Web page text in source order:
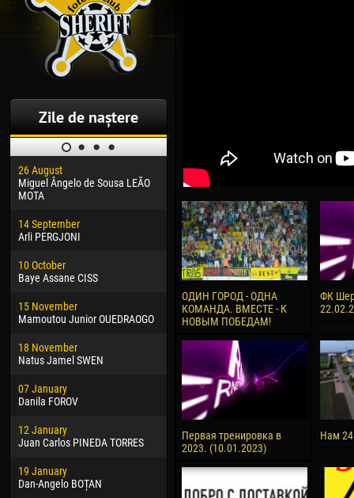
Zile de naștere
26 August
Miguel Ângelo de Sousa LEÃO
MOTA
14 September
Arli PERGJONI
10 October
Baye Assane CISS
15 November
Mamoutou Junior OUEDRAOGO
18 November
Natus Jamel SWEN
07 January
Danila FOROV
12 January
Juan Carlos PINEDA TORRES
19 January
Dan-Angelo BOȚAN
30 January
Dhoraso Moreo KLAS
24 February
Vladislav COSTIN
02 March
Veaceslav COZMA
09 March
Emmanuel AFETSE
Jayder Moreno ASPRILLA
22 March
Samba KONÉ
26 March
Vitor Hugo Morais de OLIVEIRA
28 March
Raí LOPES DE OLIVEIRA
04
13
24
15
28
10
Ivan
ОДИН ГОРОД - ОДНА
КОМАНДА. ВМЕСТЕ - К
НОВЫМ ПОБЕДАМ!
ФК
Первая тренировка в
2023. (10.01.2023)
Нам